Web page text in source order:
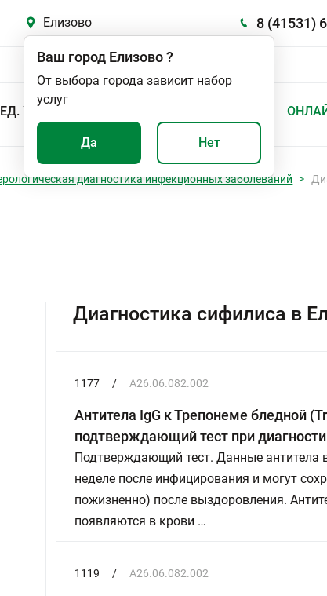
Елизово 8 (41531)
УСЛУГИ
Ваш город Елизово?
От выбора города зависит набор
услуг
Да Нет
диагностика инфекционных заболеваний
Диагностика сифилиса в
1177 / A26.06.082.002
Антитела IgG к Трепонеме бледной
подтверждающий тест при
Подтверждающий тест. Данные антитела
неделе после инфицирования и могут
пожизненно) после выздоровления.
появляются в крови …
1119 / A26.06.082.002